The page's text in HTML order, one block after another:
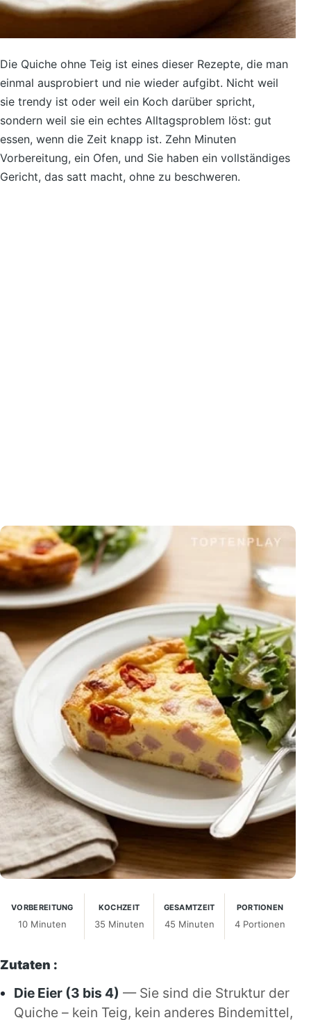
Die Quiche ohne Teig ist eines dieser Rezepte, die man
einmal ausprobiert und nie wieder aufgibt. Nicht weil
sie trendy ist oder weil ein Koch darüber spricht,
sondern weil sie ein echtes Alltagsproblem löst: gut
essen, wenn die Zeit knapp ist. Zehn Minuten
Vorbereitung, ein Ofen, und Sie haben ein vollständiges
Gericht, das satt macht, ohne zu beschweren.
VORBEREITUNG
10 Minuten
KOCHZEIT
35 Minuten
GESAMTZEIT
45 Minuten
PORTIONEN
4 Portionen
Zutaten :
Die Eier (3 bis 4) — Sie sind die Struktur der
Quiche – kein Teig, kein anderes Bindemittel,